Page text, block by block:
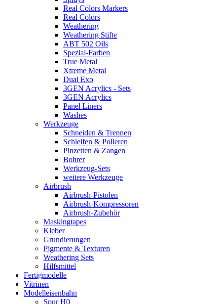
Real Colors Markers
Real Colors
Weathering
Weathering Stifte
ABT 502 Oils
Spezial-Farben
True Metal
Xtreme Metal
Dual Exo
3GEN Acrylics - Sets
3GEN Acrylics
Panel Liners
Washes
Werkzeuge
Schneiden & Trennen
Schleifen & Polieren
Pinzetten & Zangen
Bohrer
Werkzeug-Sets
weitere Werkzeuge
Airbrush
Airbrush-Pistolen
Airbrush-Kompressoren
Airbrush-Zubehör
Maskingtapes
Kleber
Grundierungen
Pigmente & Texturen
Weathering Sets
Hilfsmittel
Fertigmodelle
Vitrinen
Modelleisenbahn
Spur H0